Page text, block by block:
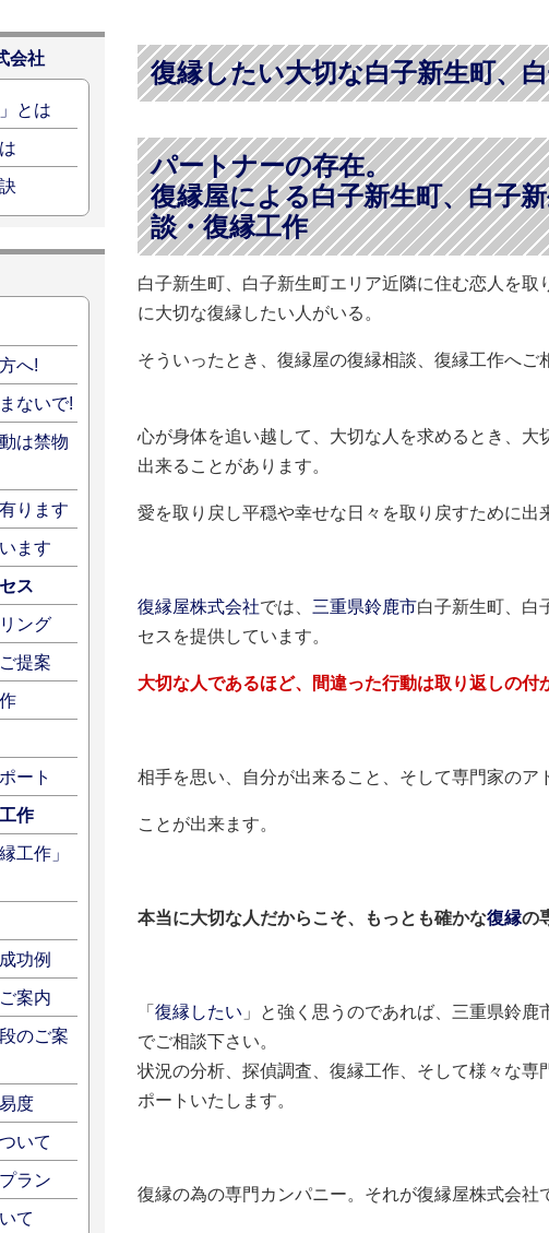
復縁したい大切な白子新生町、
パートナーの存在。
復縁屋による白子新生町、白子
談・復縁工作
白子新生町、白子新生町エリア近隣に住む恋人を
に大切な復縁したい人がいる。
そういったとき、復縁屋の復縁相談、復縁工作へご
心が身体を追い越して、大切な人を求めるとき、
出来ることがあります。
愛を取り戻し平穏や幸せな日々を取り戻すために出
復縁屋株式会社では、 三重県鈴鹿市白子新生町、白
セスを提供しています。
大切な人であるほど、間違った行動は取り返しの付
相手を思い、自分が出来ること、そして専門家のア
ことが出来ます。
本当に大切な人だからこそ、もっとも確かな復縁の
「 復縁したい 」と強く思うのであれば、三重県鈴
でご相談下さい。
状況の分析、探偵調査、復縁工作、そして様々な
ポートいたします。
復縁の為の専門カンパニー。それが復縁屋株式会社
会社
とは
へ!
ないで!
は禁物
ります
ます
ス
ング
提案
ート
作
工作」
功例
案内
のご案
度
いて
ラン
て